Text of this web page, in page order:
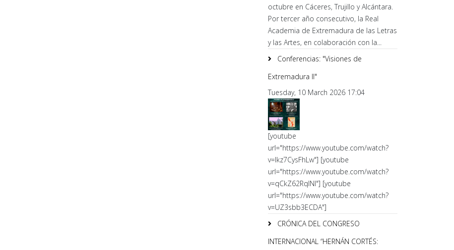
octubre en Cáceres, Trujillo y Alcántara.
Por tercer año consecutivo, la Real
Academia de Extremadura de las Letras
y las Artes, en colaboración con la...
Conferencias: "Visiones de
Extremadura II"
Tuesday, 10 March 2026 17:04
[youtube
url="https://www.youtube.com/watch?
v=lkz7CysFhLw"] [youtube
url="https://www.youtube.com/watch?
v=qCkZ62RqlNI"] [youtube
url="https://www.youtube.com/watch?
v=UZ3sbb3ECDA"]
CRÓNICA DEL CONGRESO
INTERNACIONAL “HERNÁN CORTÉS: